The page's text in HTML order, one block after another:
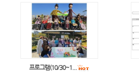
프로그램(10/30~1...